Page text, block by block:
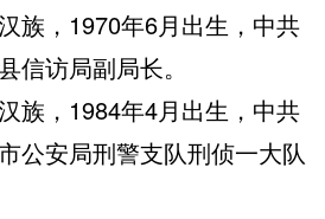
，1970年6月出生，中共
信访局副局长。
，1984年4月出生，中共
公安局刑警支队刑侦一大队